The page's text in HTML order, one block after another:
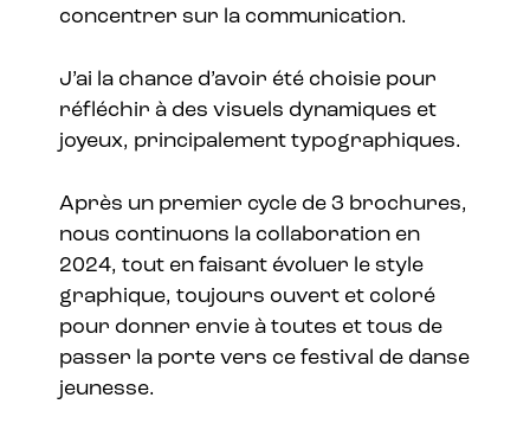
concentrer sur la communication.
J’ai la chance d’avoir été choisie pour
réfléchir à des visuels dynamiques et
joyeux, principalement typographiques.
Après un premier cycle de 3 brochures,
nous continuons la collaboration en
2024, tout en faisant évoluer le style
graphique, toujours ouvert et coloré
pour donner envie à toutes et tous de
passer la porte vers ce festival de danse
jeunesse.